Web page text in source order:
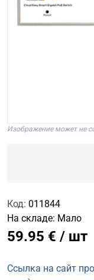
Изображение может не
Код: 011844
На складе: Мало
59.95 € / шт
Ссылка на сайт